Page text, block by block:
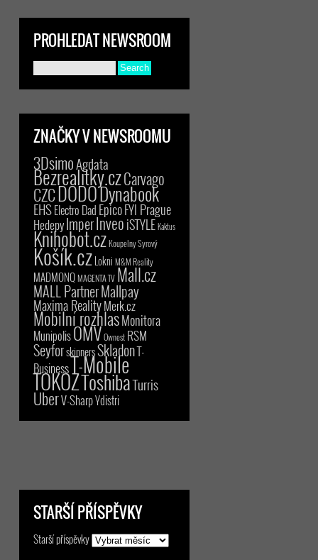
PROHLEDAT NEWSROOM
ZNAČKY V NEWSROOMU
3DsimoAgdata
Bezrealitky.czCarvago
CZCDODODynabook
EHSElectro Dad EpicoFYI Prague
HedepyImperInveoiSTYLE Kaktus
Knihobot.czKoupelny Syrový
Košík.czLokni M&M Reality
MADMONQMAGENTA TV Mall.cz
MALL PartnerMallpay
Maxima RealityMerk.cz
Mobilní rozhlasMonitora
MunipolisOMVOwnest RSM
SeyforskinnersSkladonT-
BusinessT-Mobile
TOKOZToshibaTurris
UberV-SharpYdistri
STARŠÍ PŘÍSPĚVKY
Starší příspěvky